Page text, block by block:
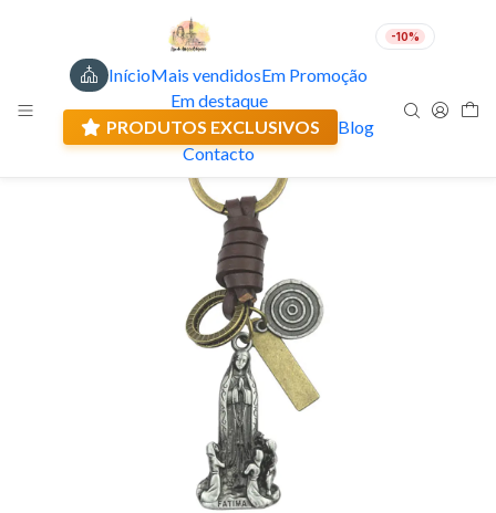
-10%
InícioMais vendidosEm Promoção
Em destaque
PRODUTOS EXCLUSIVOS
Blog
Contacto
EUR